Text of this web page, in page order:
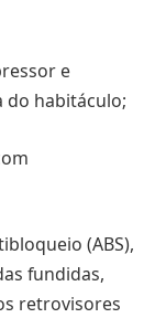
e
habitáculo;
(ABS),
fundidas,
retrovisores